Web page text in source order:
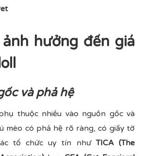
hưởng đến giá
và phả hệ
thuộc nhiều vào nguồn gốc và
mèo có phả hệ rõ ràng, có giấy tờ
tổ chức uy tín nhưTICA (The